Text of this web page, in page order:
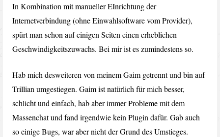
In Kombination mit manueller EInrichtung der
Internetverbindung (ohne Einwahlsoftware vom Provider),
spürt man schon auf einigen Seiten einen erheblichen
Geschwindigkeitszuwachs. Bei mir ist es zumindestens so.
Hab mich desweiteren von meinem Gaim getrennt und bin auf
Trillian umgestiegen. Gaim ist natürlich für mich besser,
schlicht und einfach, hab aber immer Probleme mit dem
Massenchat und fand irgendwie kein Plugin dafür. Gab auch
so einige Bugs, war aber nicht der Grund des Umstieges.